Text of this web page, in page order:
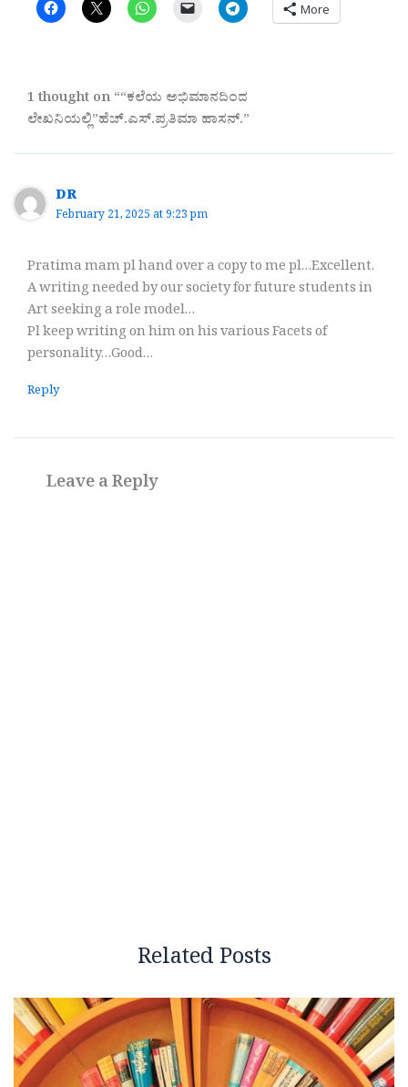
More
1 thought on ““ಕಲೆಯ ಅಭಿಮಾನದಿಂದ
ಲೇಖನಿಯಲ್ಲಿ”ಹೆಚ್.ಎಸ್.ಪ್ರತಿಮಾ ಹಾಸನ್.”
DR
February 21, 2025 at 9:23 pm
Pratima mam pl hand over a copy to me pl…Excellent.
A writing needed by our society for future students in
Art seeking a role model…
Pl keep writing on him on his various Facets of
personality…Good…
Reply
Leave a Reply
Related Posts